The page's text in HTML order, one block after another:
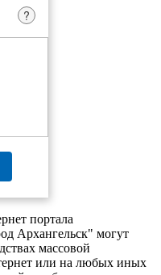
?
портала
Архангельск" могут
массовой
или на любых иных